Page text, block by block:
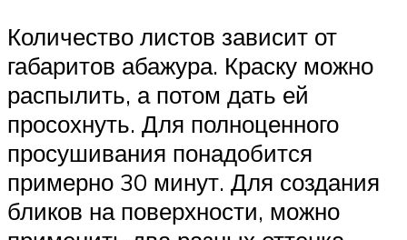
Количество листов зависит от
габаритов абажура. Краску можно
распылить, а потом дать ей
просохнуть. Для полноценного
просушивания понадобится
примерно 30 минут. Для создания
бликов на поверхности, можно